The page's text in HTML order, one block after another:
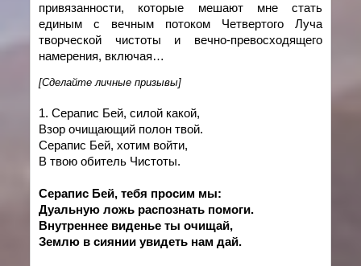
привязанности, которые мешают мне стать
единым с вечным потоком Четвертого Луча
творческой чистоты и вечно-превосходящего
намерения, включая…
[Сделайте личные призывы]
1. Серапис Бей, силой какой,
Взор очищающий полон твой.
Серапис Бей, хотим войти,
В твою обитель Чистоты.
Серапис Бей, тебя просим мы:
Дуальную ложь распознать помоги.
Внутреннее виденье ты очищай,
Землю в сиянии увидеть нам дай.